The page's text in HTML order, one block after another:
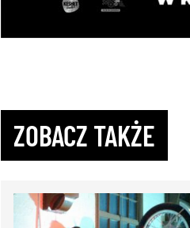
ZOBACZ TAKŻE